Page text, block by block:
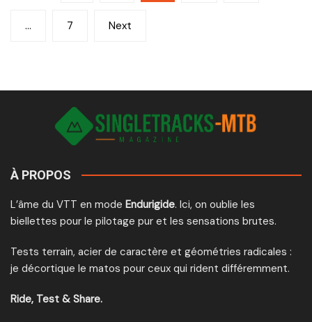
publications
… 7 Next
À PROPOS
L’âme du VTT en mode Endurigide. Ici, on oublie les
biellettes pour le pilotage pur et les sensations brutes.
Tests terrain, acier de caractère et géométries radicales :
je décortique le matos pour ceux qui rident différemment.
Ride, Test & Share.